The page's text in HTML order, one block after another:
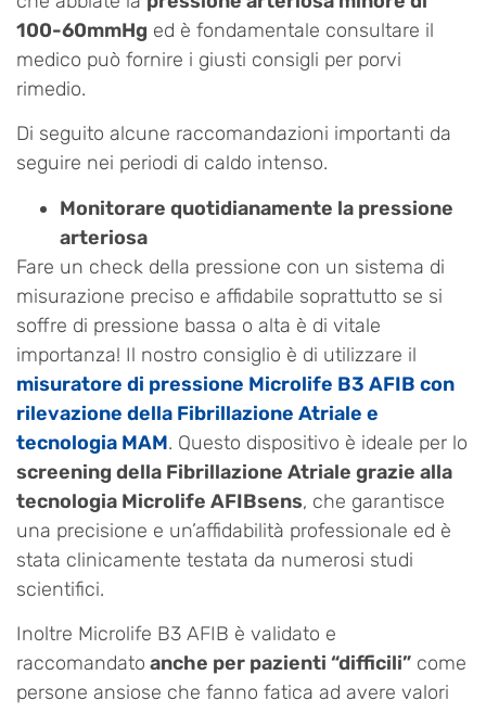
100-60mmHg ed è fondamentale consultare il
medico può fornire i giusti consigli per porvi
rimedio.
Di seguito alcune raccomandazioni importanti da
seguire nei periodi di caldo intenso.
Monitorare quotidianamente la pressione
arteriosa
Fare un check della pressione con un sistema di
misurazione preciso e affidabile soprattutto se si
soffre di pressione bassa o alta è di vitale
importanza! Il nostro consiglio è di utilizzare il
misuratore di pressione Microlife B3 AFIB con
rilevazione della Fibrillazione Atriale e
tecnologia MAM. Questo dispositivo è ideale per lo
screening della Fibrillazione Atriale grazie alla
tecnologia Microlife AFIBsens, che garantisce
una precisione e un’affidabilità professionale ed è
stata clinicamente testata da numerosi studi
scientifici.
Inoltre Microlife B3 AFIB è validato e
raccomandato anche per pazienti “difficili” come
persone ansiose che fanno fatica ad avere valori